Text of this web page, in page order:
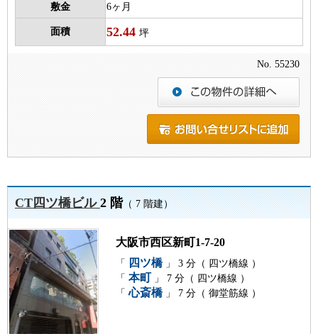
敷金 6ヶ月
面積 52.44 坪
No. 55230
CT四ツ橋ビル2 階（ 7 階建）
大阪市西区新町1-7-20
「 四ツ橋 」 3 分（ 四ツ橋線 ）
「 本町 」 7 分（ 四ツ橋線 ）
「 心斎橋 」 7 分（ 御堂筋線 ）